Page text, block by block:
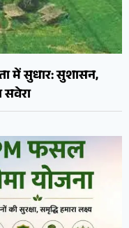
में सुधार: सुशासन,